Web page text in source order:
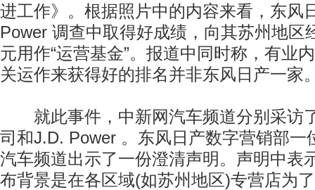
进工作》。根据照片中的内容来看，东风
Power 调查中取得好成绩，向其苏州地区
元用作“运营基金”。报道中同时称，有业
关运作来获得好的排名并非东风日产一家
就此事件，中新网汽车频道分别采访
司和J.D. Power 。东风日产数字营销部一
汽车频道出示了一份澄清声明。声明中表
布背景是在各区域(如苏州地区)专营店为